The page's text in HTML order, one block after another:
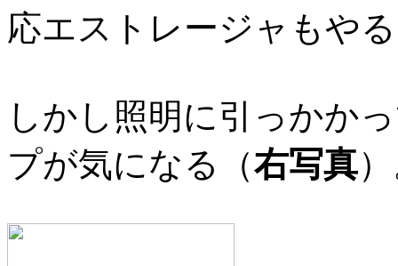
応エストレージャもや
しかし照明に引っかか
プが気になる（右写真